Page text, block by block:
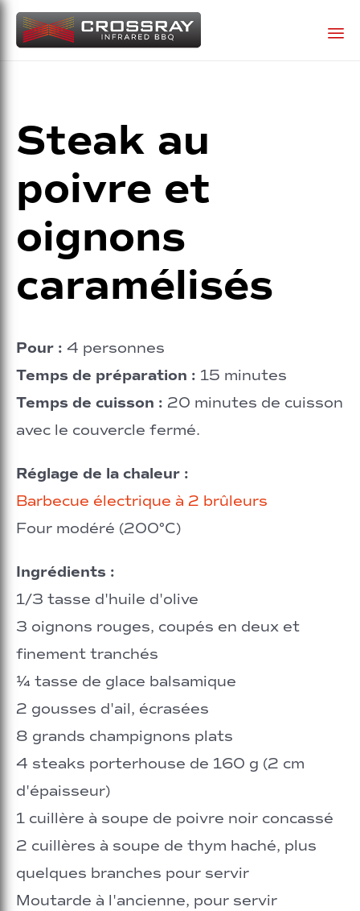
Steak au
poivre et
oignons
caramélisés
Pour : 4 personnes
Temps de préparation : 15 minutes
Temps de cuisson : 20 minutes de cuisson
avec le couvercle fermé.
Réglage de la chaleur :
Barbecue électrique à 2 brûleurs
Four modéré (200°C)
Ingrédients :
1/3 tasse d'huile d'olive
3 oignons rouges, coupés en deux et
finement tranchés
¼ tasse de glace balsamique
2 gousses d'ail, écrasées
8 grands champignons plats
4 steaks porterhouse de 160 g (2 cm
d'épaisseur)
1 cuillère à soupe de poivre noir concassé
2 cuillères à soupe de thym haché, plus
quelques branches pour servir
Moutarde à l'ancienne, pour servir